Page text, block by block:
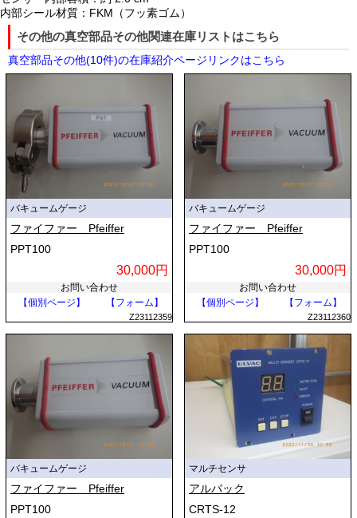
内部シール材質：FKM（フッ素ゴム）
その他の真空部品その他関連在庫リストはこちら
真空部品その他(10件)の在庫紹介ページリンクはこちら
バキュームゲージ
ファイファー Pfeiffer
PPT100
30,000円
お問い合わせ
【個別ページ】
【フォーム】
Z23112359
バキュームゲージ
ファイファー Pfeiffer
PPT100
30,000円
お問い合わせ
【個別ページ】
【フォーム】
Z23112360
バキュームゲージ
ファイファー Pfeiffer
PPT100
マルチセンサ
アルバック
CRTS-12